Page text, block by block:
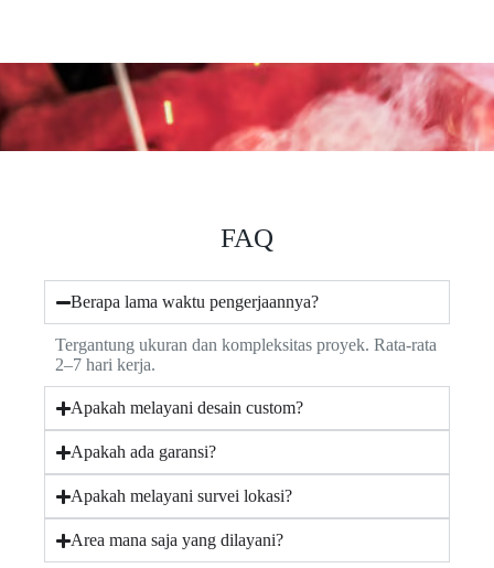
FAQ
Berapa lama waktu pengerjaannya?
Tergantung ukuran dan kompleksitas proyek. Rata-rata
2–7 hari kerja.
Apakah melayani desain custom?
Apakah ada garansi?
Apakah melayani survei lokasi?
Area mana saja yang dilayani?